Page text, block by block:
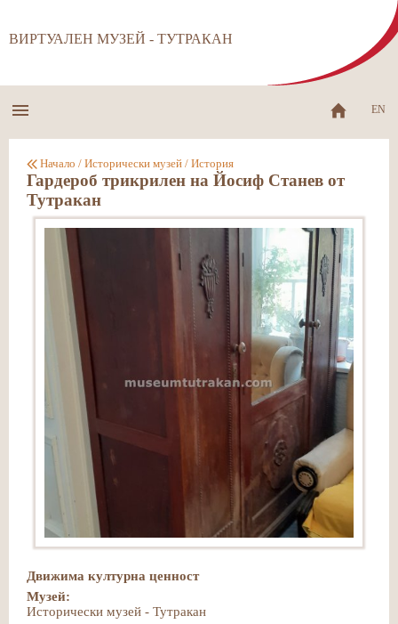
ВИРТУАЛЕН МУЗЕЙ - ТУТРАКАН
EN
Начало / Исторически музей / История
Гардероб трикрилен на Йосиф Станев от
Тутракан
Движима културна ценност
Музей:
Исторически музей - Тутракан